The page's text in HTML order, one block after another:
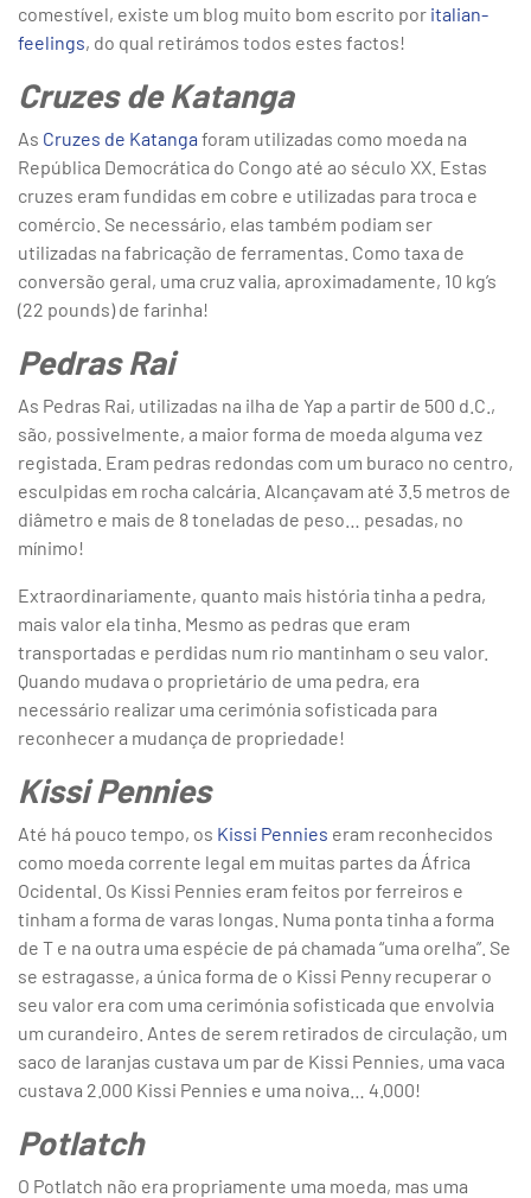
comestível, existe um blog muito bom escrito por italian-
feelings, do qual retirámos todos estes factos!
Cruzes de Katanga
As Cruzes de Katanga foram utilizadas como moeda na
República Democrática do Congo até ao século XX. Estas
cruzes eram fundidas em cobre e utilizadas para troca e
comércio. Se necessário, elas também podiam ser
utilizadas na fabricação de ferramentas. Como taxa de
conversão geral, uma cruz valia, aproximadamente, 10 kg’s
(22 pounds) de farinha!
Pedras Rai
As Pedras Rai, utilizadas na ilha de Yap a partir de 500 d.C.,
são, possivelmente, a maior forma de moeda alguma vez
registada. Eram pedras redondas com um buraco no centro,
esculpidas em rocha calcária. Alcançavam até 3.5 metros de
diâmetro e mais de 8 toneladas de peso… pesadas, no
mínimo!
Extraordinariamente, quanto mais história tinha a pedra,
mais valor ela tinha. Mesmo as pedras que eram
transportadas e perdidas num rio mantinham o seu valor.
Quando mudava o proprietário de uma pedra, era
necessário realizar uma cerimónia sofisticada para
reconhecer a mudança de propriedade!
Kissi Pennies
Até há pouco tempo, os Kissi Pennies eram reconhecidos
como moeda corrente legal em muitas partes da África
Ocidental. Os Kissi Pennies eram feitos por ferreiros e
tinham a forma de varas longas. Numa ponta tinha a forma
de T e na outra uma espécie de pá chamada “uma orelha”. Se
se estragasse, a única forma de o Kissi Penny recuperar o
seu valor era com uma cerimónia sofisticada que envolvia
um curandeiro. Antes de serem retirados de circulação, um
saco de laranjas custava um par de Kissi Pennies, uma vaca
custava 2.000 Kissi Pennies e uma noiva… 4.000!
Potlatch
O Potlatch não era propriamente uma moeda, mas uma